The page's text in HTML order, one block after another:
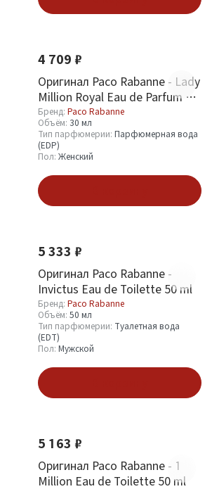
4 709 ₽
Оригинал Paco Rabanne - Lady
Million Royal Eau de Parfum 30
ml
Бренд: Paco Rabanne
Объём: 30 мл
Тип парфюмерии: Парфюмерная вода
(EDP)
Пол: Женский
5 333 ₽
Оригинал Paco Rabanne -
Invictus Eau de Toilette 50 ml
Бренд: Paco Rabanne
Объём: 50 мл
Тип парфюмерии: Туалетная вода
(EDT)
Пол: Мужской
5 163 ₽
Оригинал Paco Rabanne - 1
Million Eau de Toilette 50 ml